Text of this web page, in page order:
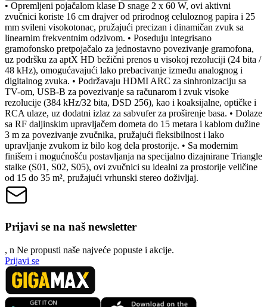
• Opremljeni pojačalom klase D snage 2 x 60 W, ovi aktivni
zvučnici koriste 16 cm drajver od prirodnog celuloznog papira i 25
mm svileni visokotonac, pružajući precizan i dinamičan zvuk sa
linearnim frekventnim odzivom. • Poseduju integrisano
gramofonsko pretpojačalo za jednostavno povezivanje gramofona,
uz podršku za aptX HD bežični prenos u visokoj rezoluciji (24 bita /
48 kHz), omogućavajući lako prebacivanje između analognog i
digitalnog zvuka. • Podržavaju HDMI ARC za sinhronizaciju sa
TV-om, USB-B za povezivanje sa računarom i zvuk visoke
rezolucije (384 kHz/32 bita, DSD 256), kao i koaksijalne, optičke i
RCA ulaze, uz dodatni izlaz za sabvufer za proširenje basa. • Dolaze
sa RF daljinskim upravljačem dometa do 15 metara i kablom dužine
3 m za povezivanje zvučnika, pružajući fleksibilnost i lako
upravljanje zvukom iz bilo kog dela prostorije. • Sa modernim
finišem i mogućnošću postavljanja na specijalno dizajnirane Triangle
stalke (S01, S02, S05), ovi zvučnici su idealni za prostorije veličine
od 15 do 35 m², pružajući vrhunski stereo doživljaj.
Prijavi se na naš newsletter
, n Ne propusti naše najveće popuste i akcije.
Prijavi se